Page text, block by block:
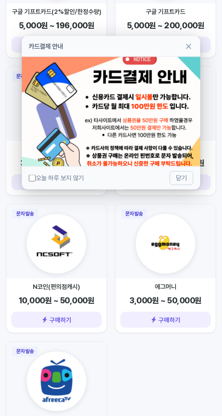
구글 기프트카드(2%할인/한정수량)
5,000원 ~ 196,000원
구매하기
구글 기프트카드
5,000원 ~ 200,000원
문자발송
틴캐시
3,000원 ~ 50,000원
구매하기
문자발송
플레이스테이션 기프트카드
5,000원 ~ 200,000원
구매하기
문자발송
N코인(편의점캐시)
10,000원 ~ 50,000원
구매하기
문자발송
에그머니
3,000원 ~ 50,000원
구매하기
문자발송
카드결제 안내 ✕
오늘 하루 보지 않기 닫기